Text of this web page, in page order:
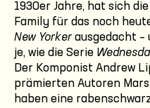
1930er Jahre, hat sich
Family für das noch
New Yorkerausgedacht –
je, wie die Serie
Der Komponist Andrew
prämierten Autoren
haben eine